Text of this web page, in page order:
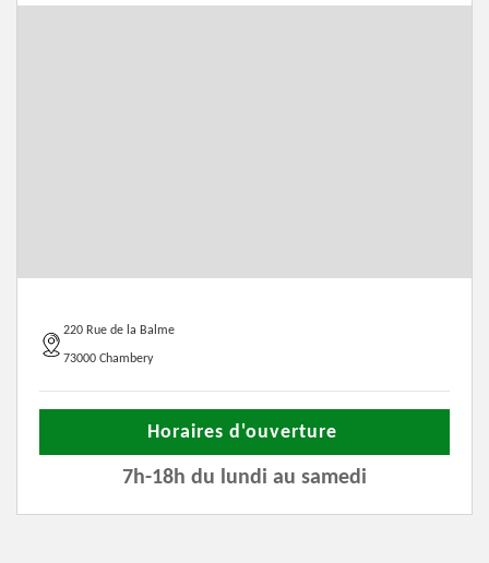
220 Rue de la Balme
73000 Chambery
Horaires d'ouverture
7h-18h du lundi au samedi